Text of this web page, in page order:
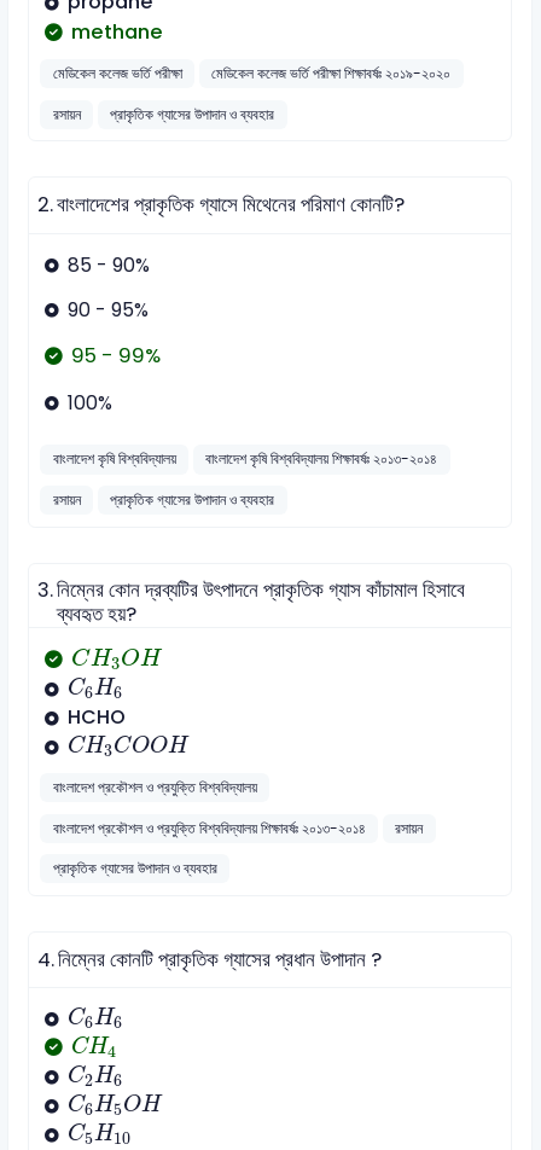
methane
মেডিকেল কলেজ ভর্তি পরীক্ষা
মেডিকেল কলেজ ভর্তি পরীক্ষা শিক্ষাবর্ষঃ ২০১৯-২০২০
রসায়ন
প্রাকৃতিক গ্যাসের উপাদান ও ব্যবহার
2.বাংলাদেশের প্রাকৃতিক গ্যাসে মিথেনের পরিমাণ কোনটি?
85 - 90%
90 - 95%
95 - 99%
100%
বাংলাদেশ কৃষি বিশ্ববিদ্যালয়
বাংলাদেশ কৃষি বিশ্ববিদ্যালয় শিক্ষাবর্ষঃ ২০১৩-২০১৪
রসায়ন
প্রাকৃতিক গ্যাসের উপাদান ও ব্যবহার
3.নিম্নের কোন দ্রব্যটির উৎপাদনে প্রাকৃতিক গ্যাস কাঁচামাল হিসাবে
ব্যবহৃত হয়?
CH3OH
CH3OH
C6H6
C6H6
HCHO
CH3COOH
CH3COOH
বাংলাদেশ প্রকৌশল ও প্রযুক্তি বিশ্ববিদ্যালয়
বাংলাদেশ প্রকৌশল ও প্রযুক্তি বিশ্ববিদ্যালয় শিক্ষাবর্ষঃ ২০১৩-২০১৪
রসায়ন
প্রাকৃতিক গ্যাসের উপাদান ও ব্যবহার
4.নিম্নের কোনটি প্রাকৃতিক গ্যাসের প্রধান উপাদান ?
C6H6
C6H6
CH4
CH4
C2H6
C2H6
C6H5OH
C6H5OH
C5H10
C5H10